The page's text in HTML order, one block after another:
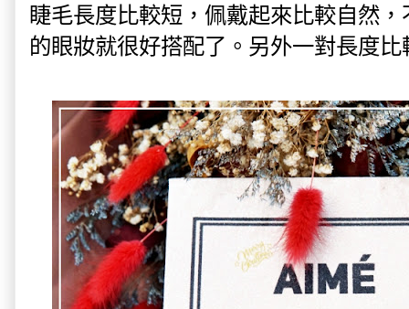
睫毛長度比較短，佩戴起來比較自然
的眼妝就很好搭配了。另外一對長度